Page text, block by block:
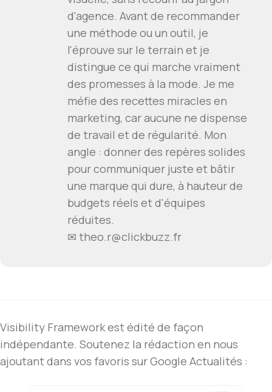
d'agence. Avant de recommander
une méthode ou un outil, je
l'éprouve sur le terrain et je
distingue ce qui marche vraiment
des promesses à la mode. Je me
méfie des recettes miracles en
marketing, car aucune ne dispense
de travail et de régularité. Mon
angle : donner des repères solides
pour communiquer juste et bâtir
une marque qui dure, à hauteur de
budgets réels et d'équipes
réduites.
✉ theo.r@clickbuzz.fr
Visibility Framework est édité de façon
indépendante. Soutenez la rédaction en nous
ajoutant dans vos favoris sur Google Actualités :